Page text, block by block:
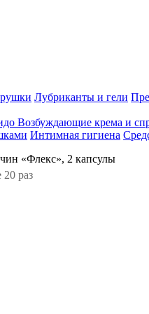
Лубриканты и гели
Возбуждающие крема и
Интимная гигиена
«Флекс», 2 капсулы
раз